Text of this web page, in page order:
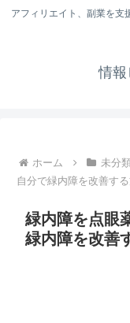
アフィリエイト、副業を支
情報
ホーム 未分
自分で緑内障を改善す
緑内障を点眼
緑内障を改善